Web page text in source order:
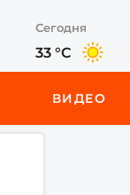
Сегодня
33 °C
ВИДЕО